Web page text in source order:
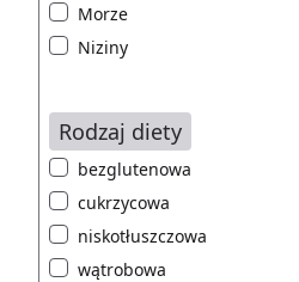
Morze
Niziny
Rodzaj diety
bezglutenowa
cukrzycowa
niskotłuszczowa
wątrobowa